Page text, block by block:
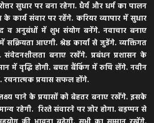
सुधार पर बना रहेगा. धैर्य और धर्म का पालन
कार्य संवार पर रहेंगे. करियर व्यापार में सुधार
व अनुबंधों में शुभ संयोग बनेंगे. नवाचार बनाए
सक्रियता आएगी. श्रेष्ठ कार्या से जुडेंगे. व्यक्तिगत
बनाए रखेंगे. प्रबंधन प्रशासन के
में वृद्धि होगी. बचत बैंकिंग में रुचि लेंगे. नवीन
प्रयास सफल होंगे.
पाने के प्रयासों को बेहतर बनाए रखेंगे. इसके
रहेगी. रिश्ते संवारने पर जोर होगा. बड़प्पन से